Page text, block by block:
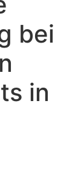
bei
in